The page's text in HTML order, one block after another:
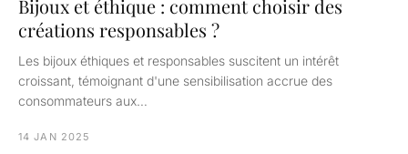
Bijoux et éthique : comment choisir des
créations responsables ?
Les bijoux éthiques et responsables suscitent un intérêt
croissant, témoignant d'une sensibilisation accrue des
consommateurs aux…
14 JAN 2025